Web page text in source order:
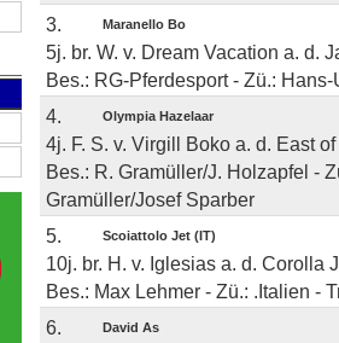
3.
Maranello Bo
5j. br. W. v. Dream Vacation a. d.
Bes.: RG-Pferdesport - Zü.:
4.
Olympia Hazelaar
4j. F. S. v. Virgill Boko a. d. East
Bes.: R. Gramüller/J. Holzapfel -
Gramüller/Josef Sparber
5.
Scoiattolo Jet (IT)
10j. br. H. v. Iglesias a. d. Corolla
Bes.: Max Lehmer - Zü.: .Italien -
6.
David As